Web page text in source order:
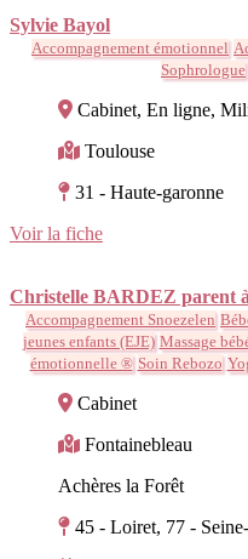
Sylvie Bayol
Accompagnement émotionnel
Sophrologue
Cabinet, En ligne,
Toulouse
31 - Haute-garonne
Voir la fiche
Christelle BARDEZ parent
Accompagnement Snoezelen
jeunes enfants (EJE) Massage
émotionnelle ® Soin Rebozo
Cabinet
Fontainebleau
Achères la Forêt
45 - Loiret, 77 -